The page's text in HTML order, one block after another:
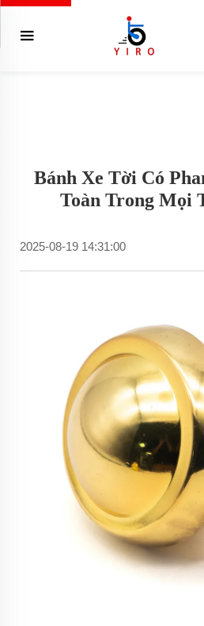
Bánh Xe Tời Có
Toàn Trong Mọi
2025-08-19 14:31:00